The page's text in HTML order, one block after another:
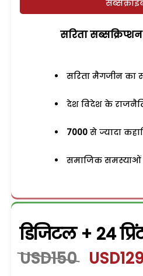
सरिता
सरिता मैगजीन का
देश विदेश के
7000 से ज्यादा
समाजिक
डिजिटल + 24
USD150 USD129